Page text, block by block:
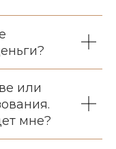
или
мне?